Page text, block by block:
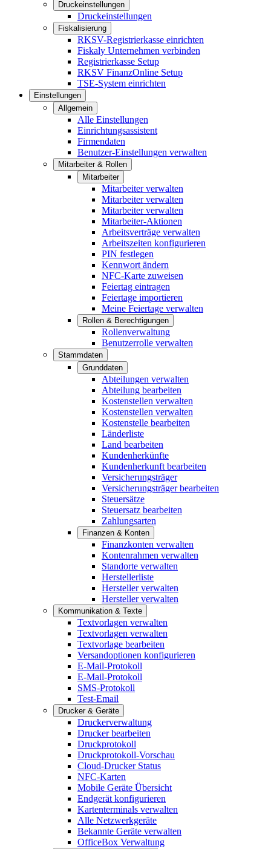
Druckeinstellungen
Druckeinstellungen
Fiskalisierung
RKSV-Registrierkasse einrichten
Fiskaly Unternehmen verbinden
Registrierkasse Setup
RKSV FinanzOnline Setup
TSE-System einrichten
Einstellungen
Allgemein
Alle Einstellungen
Einrichtungsassistent
Firmendaten
Benutzer-Einstellungen verwalten
Mitarbeiter & Rollen
Mitarbeiter
Mitarbeiter verwalten
Mitarbeiter verwalten
Mitarbeiter verwalten
Mitarbeiter-Aktionen
Arbeitsverträge verwalten
Arbeitszeiten konfigurieren
PIN festlegen
Kennwort ändern
NFC-Karte zuweisen
Feiertag eintragen
Feiertage importieren
Meine Feiertage verwalten
Rollen & Berechtigungen
Rollenverwaltung
Benutzerrolle verwalten
Stammdaten
Grunddaten
Abteilungen verwalten
Abteilung bearbeiten
Kostenstellen verwalten
Kostenstellen verwalten
Kostenstelle bearbeiten
Länderliste
Land bearbeiten
Kundenherkünfte
Kundenherkunft bearbeiten
Versicherungsträger
Versicherungsträger bearbeiten
Steuersätze
Steuersatz bearbeiten
Zahlungsarten
Finanzen & Konten
Finanzkonten verwalten
Kontenrahmen verwalten
Standorte verwalten
Herstellerliste
Hersteller verwalten
Hersteller verwalten
Kommunikation & Texte
Textvorlagen verwalten
Textvorlagen verwalten
Textvorlage bearbeiten
Versandoptionen konfigurieren
E-Mail-Protokoll
E-Mail-Protokoll
SMS-Protokoll
Test-Email
Drucker & Geräte
Druckerverwaltung
Drucker bearbeiten
Druckprotokoll
Druckprotokoll-Vorschau
Cloud-Drucker Status
NFC-Karten
Mobile Geräte Übersicht
Endgerät konfigurieren
Kartenterminals verwalten
Alle Netzwerkgeräte
Bekannte Geräte verwalten
OfficeBox Verwaltung